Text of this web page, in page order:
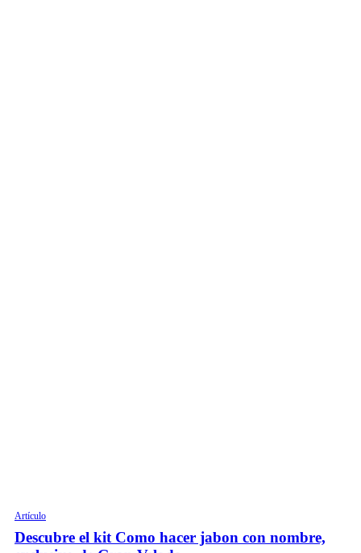
Artículo
Descubre el kit Como hacer jabon con nombre,